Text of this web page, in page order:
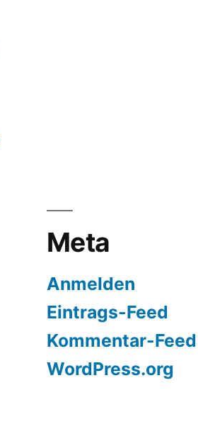
Meta
Anmelden
Eintrags-Feed
Kommentar-Feed
WordPress.org